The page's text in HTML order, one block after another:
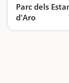
Parc dels
d'Aro